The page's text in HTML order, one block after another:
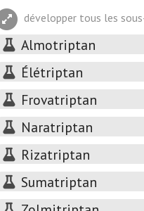
développer tous les
Almotriptan
Élétriptan
Frovatriptan
Naratriptan
Rizatriptan
Sumatriptan